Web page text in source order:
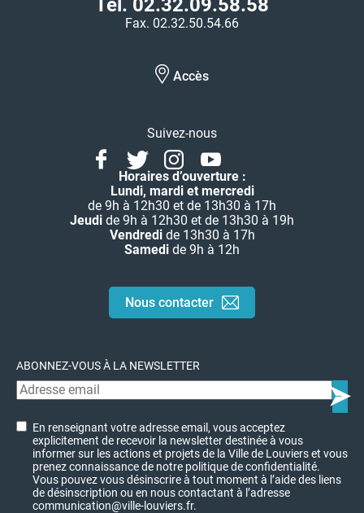
Tél. 02.32.09.58.58
Fax. 02.32.50.54.66
Accès
Suivez-nous
FacebookTwitterInstagramYoutube
Horaires d’ouverture :
Lundi, mardi et mercredi
de 9h à 12h30 et de 13h30 à 17h
Jeudi de 9h à 12h30 et de 13h30 à 19h
Vendredide 13h30 à 17h
Samedi de 9h à 12h
Nous contacter
ABONNEZ-VOUS À LA NEWSLETTER
En renseignant votre adresse email, vous acceptez
explicitement de recevoir la newsletter destinée à vous
informer sur les actions et projets de la Ville de Louviers et vous
prenez connaissance de notre politique de confidentialité.
Vous pouvez vous désinscrire à tout moment à l’aide des liens
de désinscription ou en nous contactant à l’adresse
communication@ville-louviers.fr.